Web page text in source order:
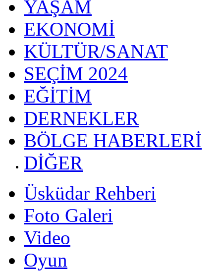
YAŞAM
EKONOMİ
KÜLTÜR/SANAT
SEÇİM 2024
EĞİTİM
DERNEKLER
BÖLGE HABERLERİ
DİĞER
Üsküdar Rehberi
Foto Galeri
Video
Oyun